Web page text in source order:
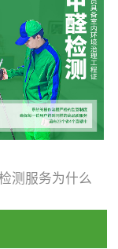
甲醛，其实汽
标问题更为严
空间范围小，
、装饰多，这
测服务为什么